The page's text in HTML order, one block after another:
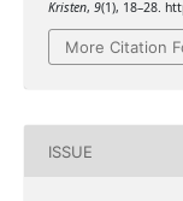
Kristen, 9(1), 18–28.
More Citation
ISSUE